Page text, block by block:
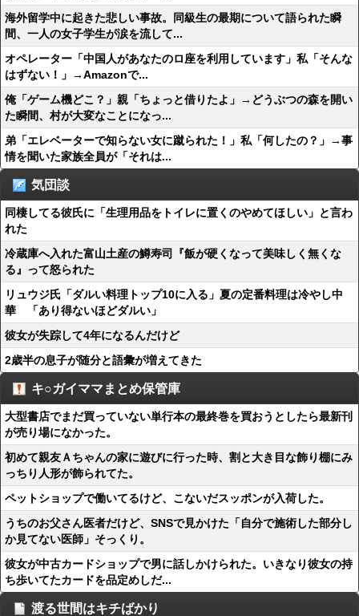
海外留学中に起きた悲しい事故。同級生の最期について語られた瞬
間、一人の女子学生が涙を流して...
オペレーター「中国人があなたのロ座を利用しています」私「そんな
はずない！」→Amazonで...
俺「ゲーム機どこ？」親「ちょっと借りたよ」→どうぶつの森を開い
た瞬間、村が大変なことになっ...
弟「エレベーターで知らない女に蹴られた！」私「何したの？」→事
情を聞いた家族全員が「それは...
気団談
同棲してる彼氏に「生理用品をトイレに置くのやめてほしい」と言わ
れた
冷蔵庫へ入れた富山土産の鱒寿司『飯が硬くなって美味しく無くな
る』って怒られた
リュウジ氏「ダルい料理トップ10に入る」夏の定番料理は冷やし中
華 「あり得ないほどダルい」
彼女が失踪して4年になるんだけど
2歳半の息子が随分と語彙が増えてきた
キ○ガイママまとめ保管庫
大型書店でまだ買っていない単行本の最終巻を買おうとしたら最新刊
が売り場になかった。
初めて親友Ａちゃんの家に遊びに行った時、割と大き目な飾り棚にみ
っちり人形が飾られてた。
ペットショップで働いてるけど、こないだスッポンが入荷した。
うちのお父さん医者だけど、SNSで見かけた「自分で施術した部分し
か見てない医師」そっくり。
彼女が中古カードショップで男に話しかけられた。いきなり彼女の持
ち歩いてたカードを品定めしだ...
渡る世間はキチばかり